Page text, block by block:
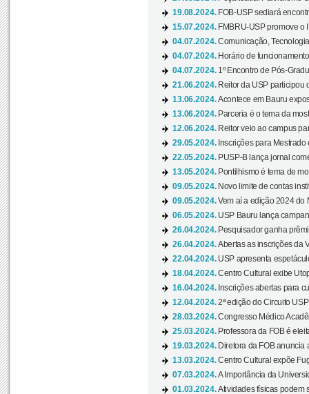
19.08.2024. FOB-USP sediará
15.07.2024. FMBRU-USP promove o
04.07.2024.Comunicação,
04.07.2024. Horário de
04.07.2024. 1º Encontro de Pós-
21.06.2024. Reitor da USP participou
13.06.2024.Acontece em Bauru
13.06.2024. Parceria é o tema da
12.06.2024. Reitor veio ao campus
29.05.2024. Inscrições para
22.05.2024. PUSP-B lança jornal
13.05.2024. Pontilhismo é tema de
09.05.2024. Novo limite de contas
09.05.2024.Vem aí a edição 2024 do
06.05.2024. USP Bauru lança
26.04.2024. Pesquisador ganha
26.04.2024.Abertas as inscrições da
22.04.2024. USP apresenta
18.04.2024.Centro Cultural exibe
16.04.2024. Inscrições abertas para
12.04.2024.2ª edição do Circuito
28.03.2024.Congresso Médico
25.03.2024. Professora da FOB é
19.03.2024. Diretora da FOB anuncia
13.03.2024.Centro Cultural expõe
07.03.2024.A Importância da
01.03.2024.Atividades físicas podem